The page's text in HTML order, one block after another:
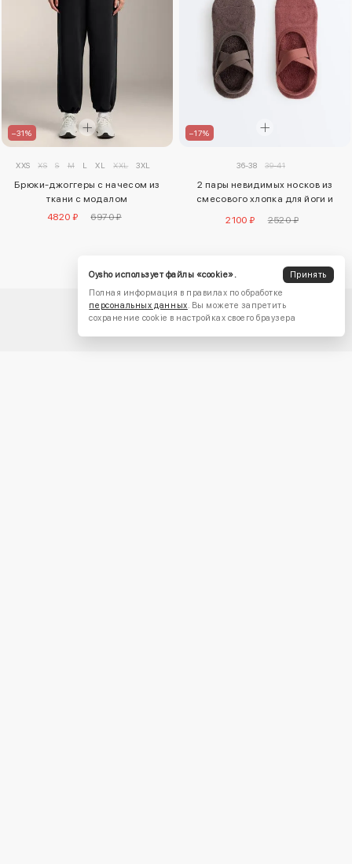
–31%
XXS XS S M L XL XXL 3XL
Брюки-джоггеры с начесом из
ткани с модалом
4820 ₽
6970 ₽
–17%
36-38 39-41
2 пары невидимых носков из
смесового хлопка для йоги и
2100 ₽ 2520 ₽
Oysho использует файлы «cookie».
Принять
Полная информация в правилах по обработке
персональных данных. Вы можете запретить
сохранение cookie в настройках своего браузера